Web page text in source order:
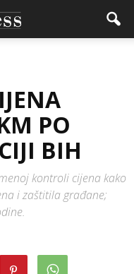
PO
BIH
kontroli cijena kako
i zaštitila građane;